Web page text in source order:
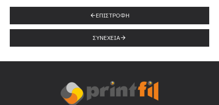
ΕΠΙΣΤΡΟΦΉ
ΣΥΝΈΧΕΙΑ